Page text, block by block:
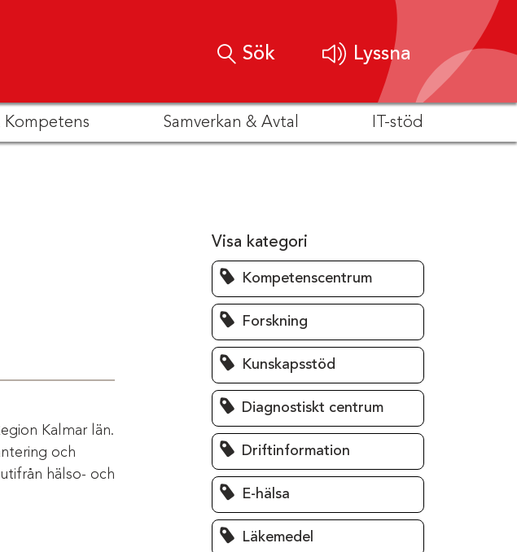
Sök Lyssna
Kompetens Samverkan & Avtal IT-stöd
Kalmar län.
och
hälso- och
Visa kategori
Kompetenscentrum
Forskning
Kunskapsstöd
Diagnostiskt centrum
Driftinformation
E-hälsa
Läkemedel